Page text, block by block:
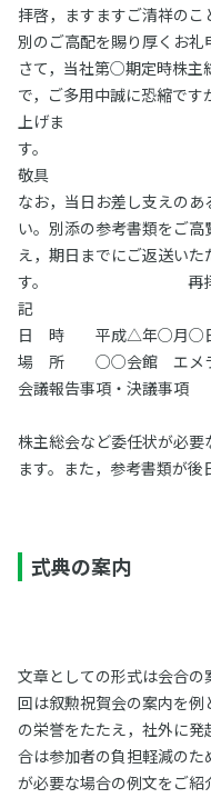
拝啓，ますますご清祥の
別のご高配を賜り厚くお礼
さて，当社第○期定時株主
で，ご多用中誠に恐縮で
上げま
敬具
なお，当日お差し支えの
い。別添の参考書類をご
え，期日までにご返送い
す。 再
記
日 時 平成△年○月○
場 所 ○○会館 エメラ
会議報告事項・決議事項
株主総会など委任状が必
ます。また，参考書類が後
式典の案内
文章としての形式は会合
回は叙勲祝賀会の案内を例
の栄誉をたたえ，社外に
合は参加者の負担軽減の
が必要な場合の例文をご紹